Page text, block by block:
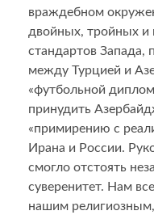
враждебном
двойных, тройных
стандартов Запада,
между Турцией и
«футбольной
принудить
«примирению с
Ирана и России.
смогло отстоять
суверенитет. Нам
нашим